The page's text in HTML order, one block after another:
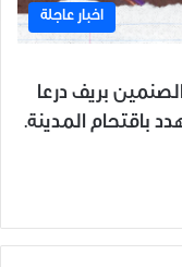
اخبار عاجلة
بريف درعا
باقتحام المدينة.